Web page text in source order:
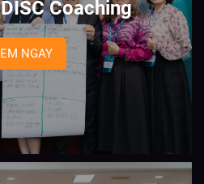
Coaching
NGAY